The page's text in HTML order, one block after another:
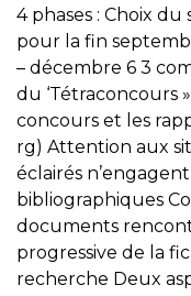
4 phases : Choix
pour la fin
– décembre 6 3
du ‘Tétraconcours
concours et les
rg) Attention aux
éclairés
bibliographiques
documents
progressive de la
recherche Deux